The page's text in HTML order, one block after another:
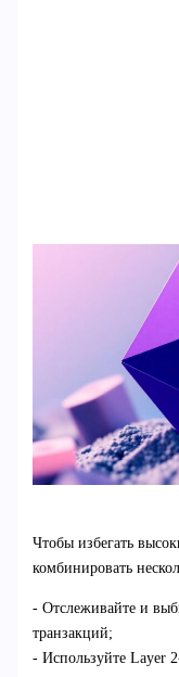
Чтобы избегать
комбинировать
- Отслеживайте и
транзакций;
- Используйте Layer